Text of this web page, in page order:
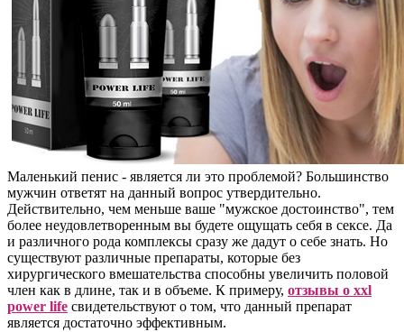
Маленький пенис - является ли это проблемой? Большинство
мужчин ответят на данный вопрос утвердительно.
Действительно, чем меньше ваше "мужское достоинство", тем
более неудовлетворенным вы будете ощущать себя в сексе. Да
и различного рода комплексы сразу же дадут о себе знать. Но
существуют различные препараты, которые без
хирургического вмешательства способны увеличить половой
член как в длине, так и в объеме. К примеру, отзывы о xxl
power life свидетельствуют о том, что данный препарат
является достаточно эффективным.